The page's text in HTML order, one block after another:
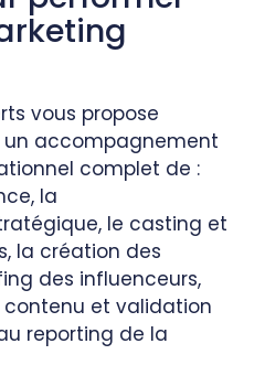
vous propose
un accompagnement
complet de :
la
le casting et
la création des
des influenceurs,
et validation
reporting de la